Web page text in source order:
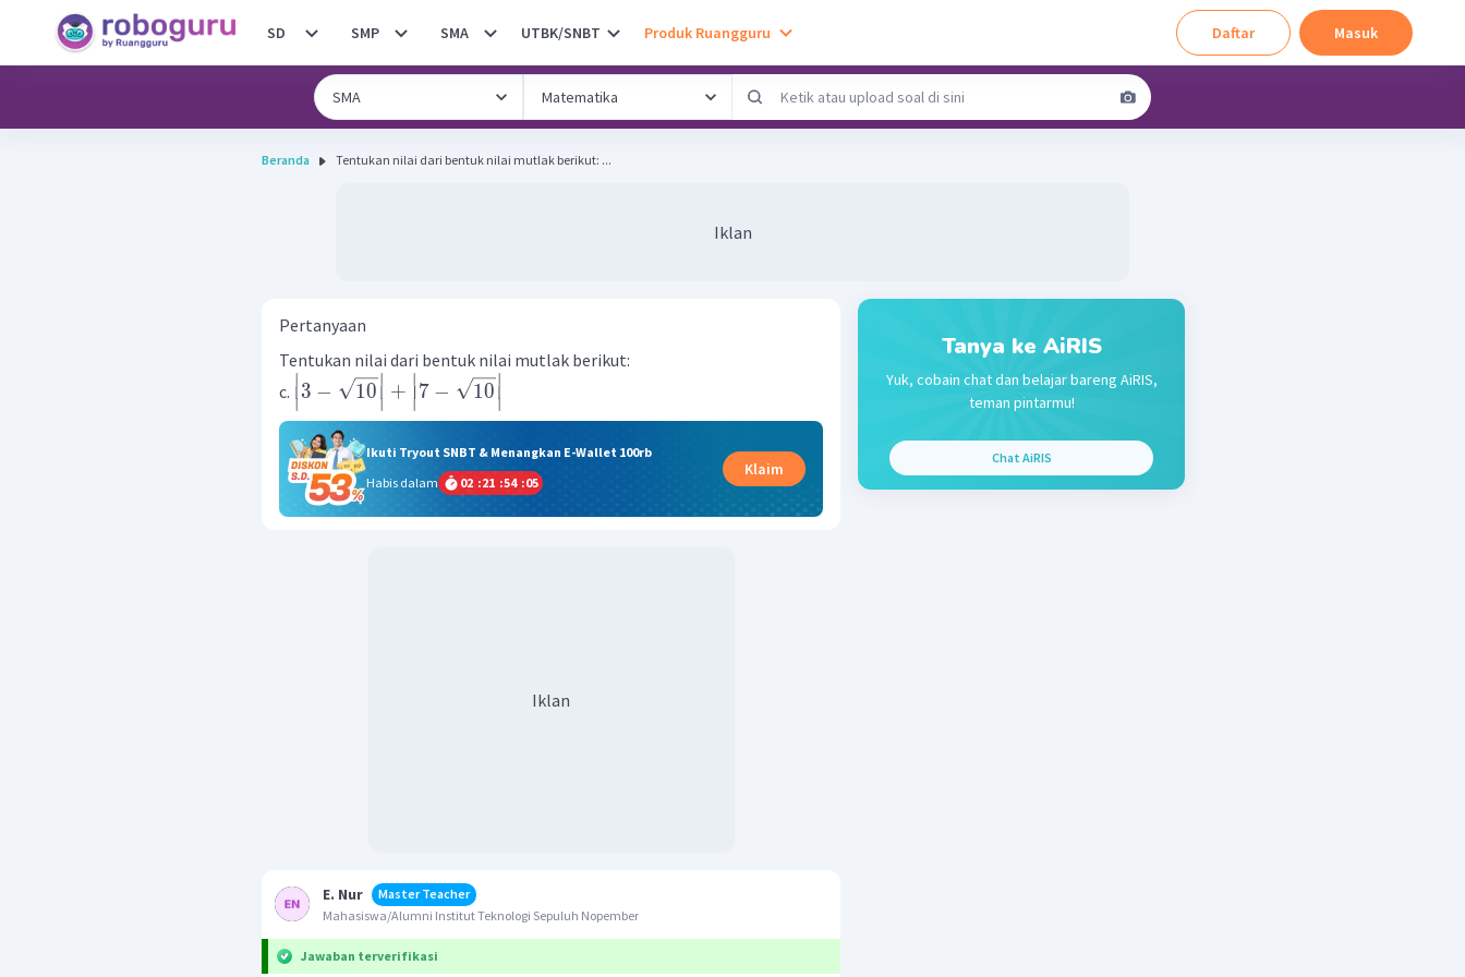
SD SMP SMA UTBK/SNBT Produk Ruangguru Daftar Masuk
Beranda Tentukan nilai dari bentuk nilai mutlak berikut: ...
Iklan
Pertanyaan
Tentukan nilai dari bentuk nilai mutlak berikut:
c.
∣
∣3 − 10
∣
∣ +
∣
∣7 − 10
∣
∣
Ikuti Tryout SNBT & Menangkan E-Wallet 100rb
Habis dalam
02 :21 :54 :05
Klaim
Iklan
E. Nur
Master Teacher
Mahasiswa/Alumni Institut Teknologi Sepuluh Nopember
Jawaban terverifikasi
Tanya ke AiRIS
Yuk, cobain chat dan belajar bareng AiRIS,
teman pintarmu!
Chat AiRIS